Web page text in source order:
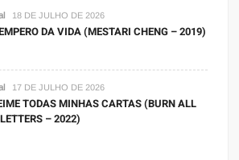
18 DE JULHO DE 2026
DA VIDA (MESTARI CHENG – 2019)
17 DE JULHO DE 2026
TODAS MINHAS CARTAS (BURN ALL
– 2022)